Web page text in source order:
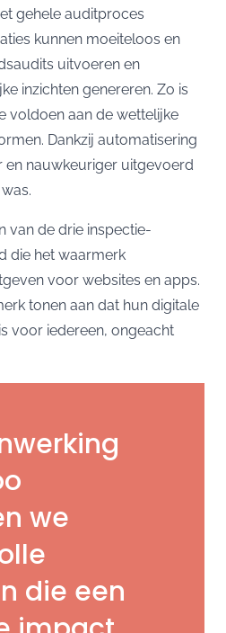
gehele auditproces
kunnen moeiteloos en
uitvoeren en
inzichten genereren. Zo is
voldoen aan de wettelijke
Dankzij automatisering
nauwkeuriger uitgevoerd
van de drie inspectie-
die het waarmerk
voor websites en apps.
tonen aan dat hun digitale
voor iedereen, ongeacht
we
die een